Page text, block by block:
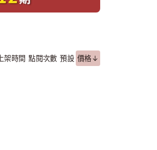
上架時間 點閱次數 預設 價格↓